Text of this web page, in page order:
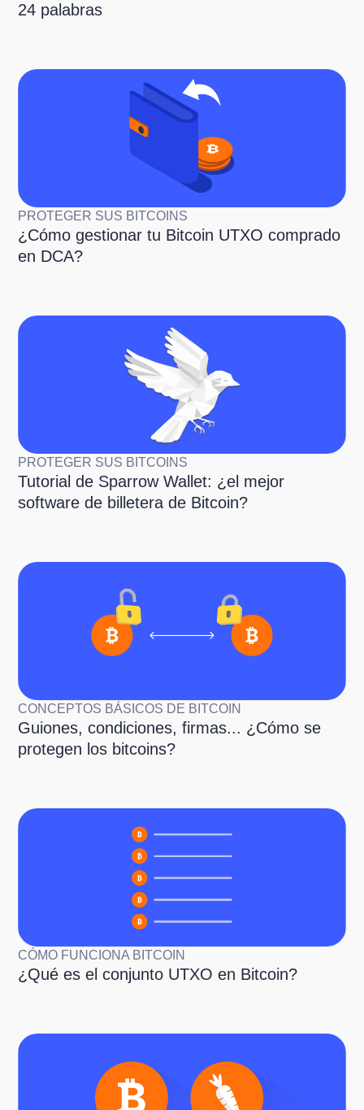
24 palabras
PROTEGER SUS BITCOINS
¿Cómo gestionar tu Bitcoin UTXO comprado
en DCA?
PROTEGER SUS BITCOINS
Tutorial de Sparrow Wallet: ¿el mejor
software de billetera de Bitcoin?
CONCEPTOS BÁSICOS DE BITCOIN
Guiones, condiciones, firmas... ¿Cómo se
protegen los bitcoins?
CÓMO FUNCIONA BITCOIN
¿Qué es el conjunto UTXO en Bitcoin?